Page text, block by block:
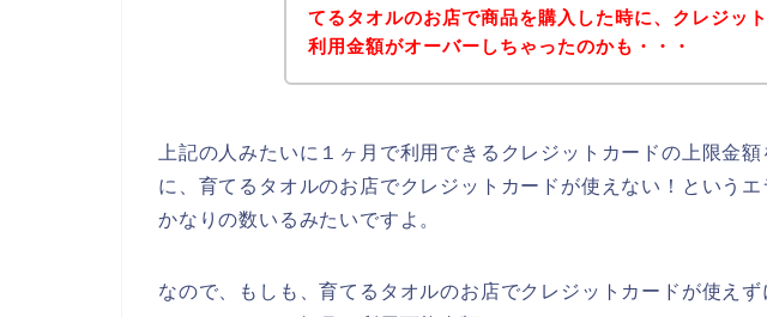
てるタオルのお店で商品を購入した時に、クレジッ
利用金額がオーバーしちゃったのかも・・・
上記の人みたいに１ヶ月で利用できるクレジットカードの上限金
に、育てるタオルのお店でクレジットカードが使えない！という
かなりの数いるみたいですよ。
なので、もしも、育てるタオルのお店でクレジットカードが使え